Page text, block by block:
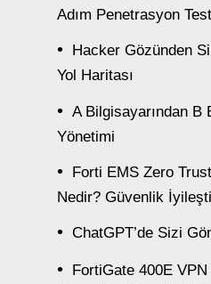
Adım Penetrasyon
Hacker Gözünden
Yol Haritası
A Bilgisayarından B
Yönetimi
Forti EMS Zero
Nedir? Güvenlik
ChatGPT’de Sizi
FortiGate 400E VPN